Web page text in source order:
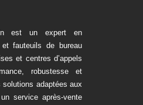
est un expert en
et fauteuils de bureau
et centres d’appels
robustesse et
adaptées aux
service après-vente